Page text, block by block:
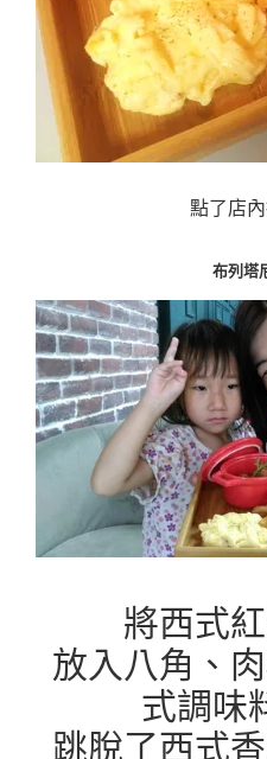
點了店
布列塔
將西式
放入八角、
式調味
跳脫了西式